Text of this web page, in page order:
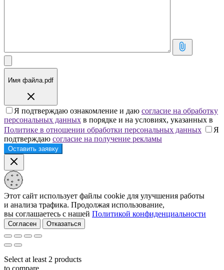
Имя файла.pdf
Я подтверждаю ознакомление и даю согласие на обработку
персональных данных в порядке и на условиях, указанных в
Политике в отношении обработки персональных данных
Я
подтверждаю согласие на получение рекламы
Этот сайт использует файлы cookie для улучшения работы
и анализа трафика. Продолжая использование,
вы соглашаетесь с нашей Политикой конфиденциальности
Согласен Отказаться
Select at least 2 products
to compare